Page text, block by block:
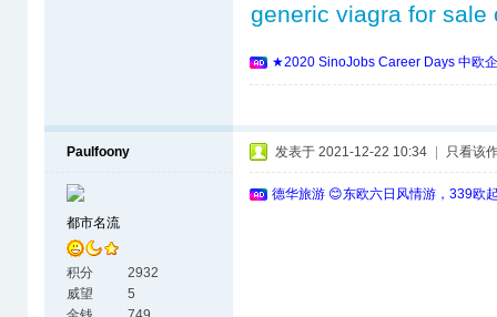
generic viagra for sale
★2020 SinoJobs Career Days 中欧
Paulfoony
都市名流
积分
2932
威望
5
发表于 2021-12-22 10:34 只看该
德华旅游 😊东欧六日风情游，339欧